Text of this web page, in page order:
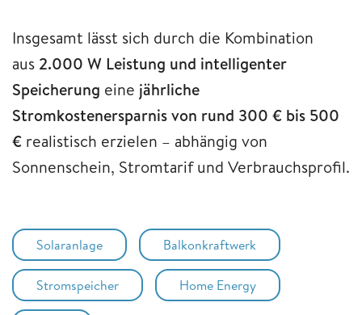
Insgesamt lässt sich durch die Kombination
aus 2.000 W Leistung und intelligenter
Speicherung eine jährliche
Stromkostenersparnis von rund 300 € bis 500
€ realistisch erzielen – abhängig von
Sonnenschein, Stromtarif und Verbrauchsprofil.
Solaranlage Balkonkraftwerk
Stromspeicher Home Energy